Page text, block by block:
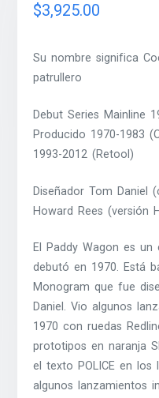
$3,925.00
Su nombre significa
patrullero
Debut Series Mainline
Producido 1970-1983
1993-2012 (Retool)
Diseñador Tom Daniel
Howard Rees (versión
El Paddy Wagon es
debutó en 1970. Está
Monogram que fue
Daniel. Vio algunos
1970 con ruedas
prototipos en naranja
el texto POLICE en los
algunos lanzamientos